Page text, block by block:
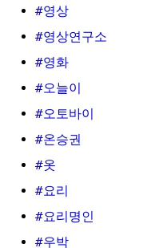
#영상
#영상연구소
#영화
#오늘이
#오토바이
#온승권
#옷
#요리
#요리명인
#우박